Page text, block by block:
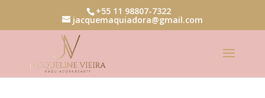
+55 11 98807-7322
jacquemaquiadora@gmail.com